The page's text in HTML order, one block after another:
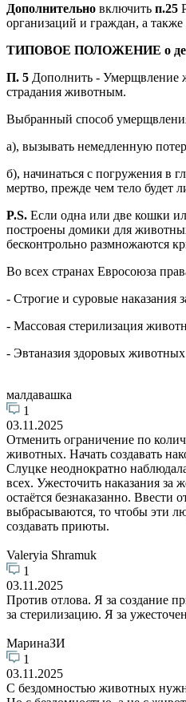
Дополнительно включить п.25
организаций и граждан, а
ТИПОВОЕ ПОЛОЖЕНИЕ о
П. 5 Дополнить - Умерщвление
страдания животным.
Выбранный способ
а), вызывать немедленную
б), начинаться с погружения в
мертво, прежде чем тело будет
P.S. Если одна или две кошки
построены домики для
бесконтрольно размножаются
Во всех странах Евросоюза
- Строгие и суровые наказания
- Массовая стерилизация
- Эвтаназия здоровых
малдавашка
1
03.11.2025
Отменить ограничение по
животных. Начать создавать
Слуцке неоднократно
всех. Ужесточить наказания
остаётся безнаказанно.
выбрасываются, то чтобы эти
создавать приюты.
Valeryia Shramuk
1
03.11.2025
Против отлова. Я за создание
за стерилизацию. Я за
МаринаЗИ
1
03.11.2025
С бездомностью животных